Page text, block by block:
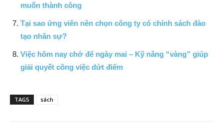
muốn thành công
Tại sao ứng viên nên chọn công ty có chính sách đào
tạo nhân sự?
Việc hôm nay chớ để ngày mai – Kỹ năng “vàng” giúp
giải quyết công việc dứt điểm
TAGS sách